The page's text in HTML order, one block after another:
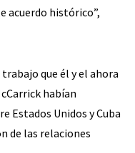
acuerdo histórico”,
que él y el ahora
habían
Estados Unidos y Cuba
de las relaciones